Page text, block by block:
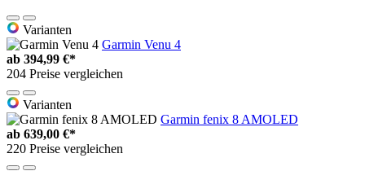
Varianten
Garmin Venu 4
ab 394,99 €*
204 Preise vergleichen
Varianten
Garmin fenix 8 AMOLED
ab 639,00 €*
220 Preise vergleichen